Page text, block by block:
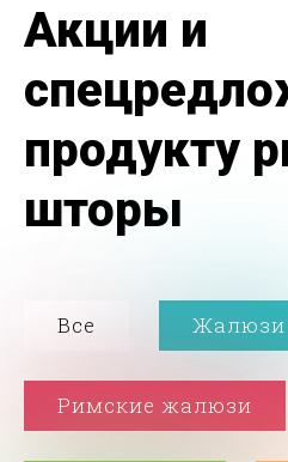
Акции и
продукту
шторы
Все Жалюзи
Римские жалюзи